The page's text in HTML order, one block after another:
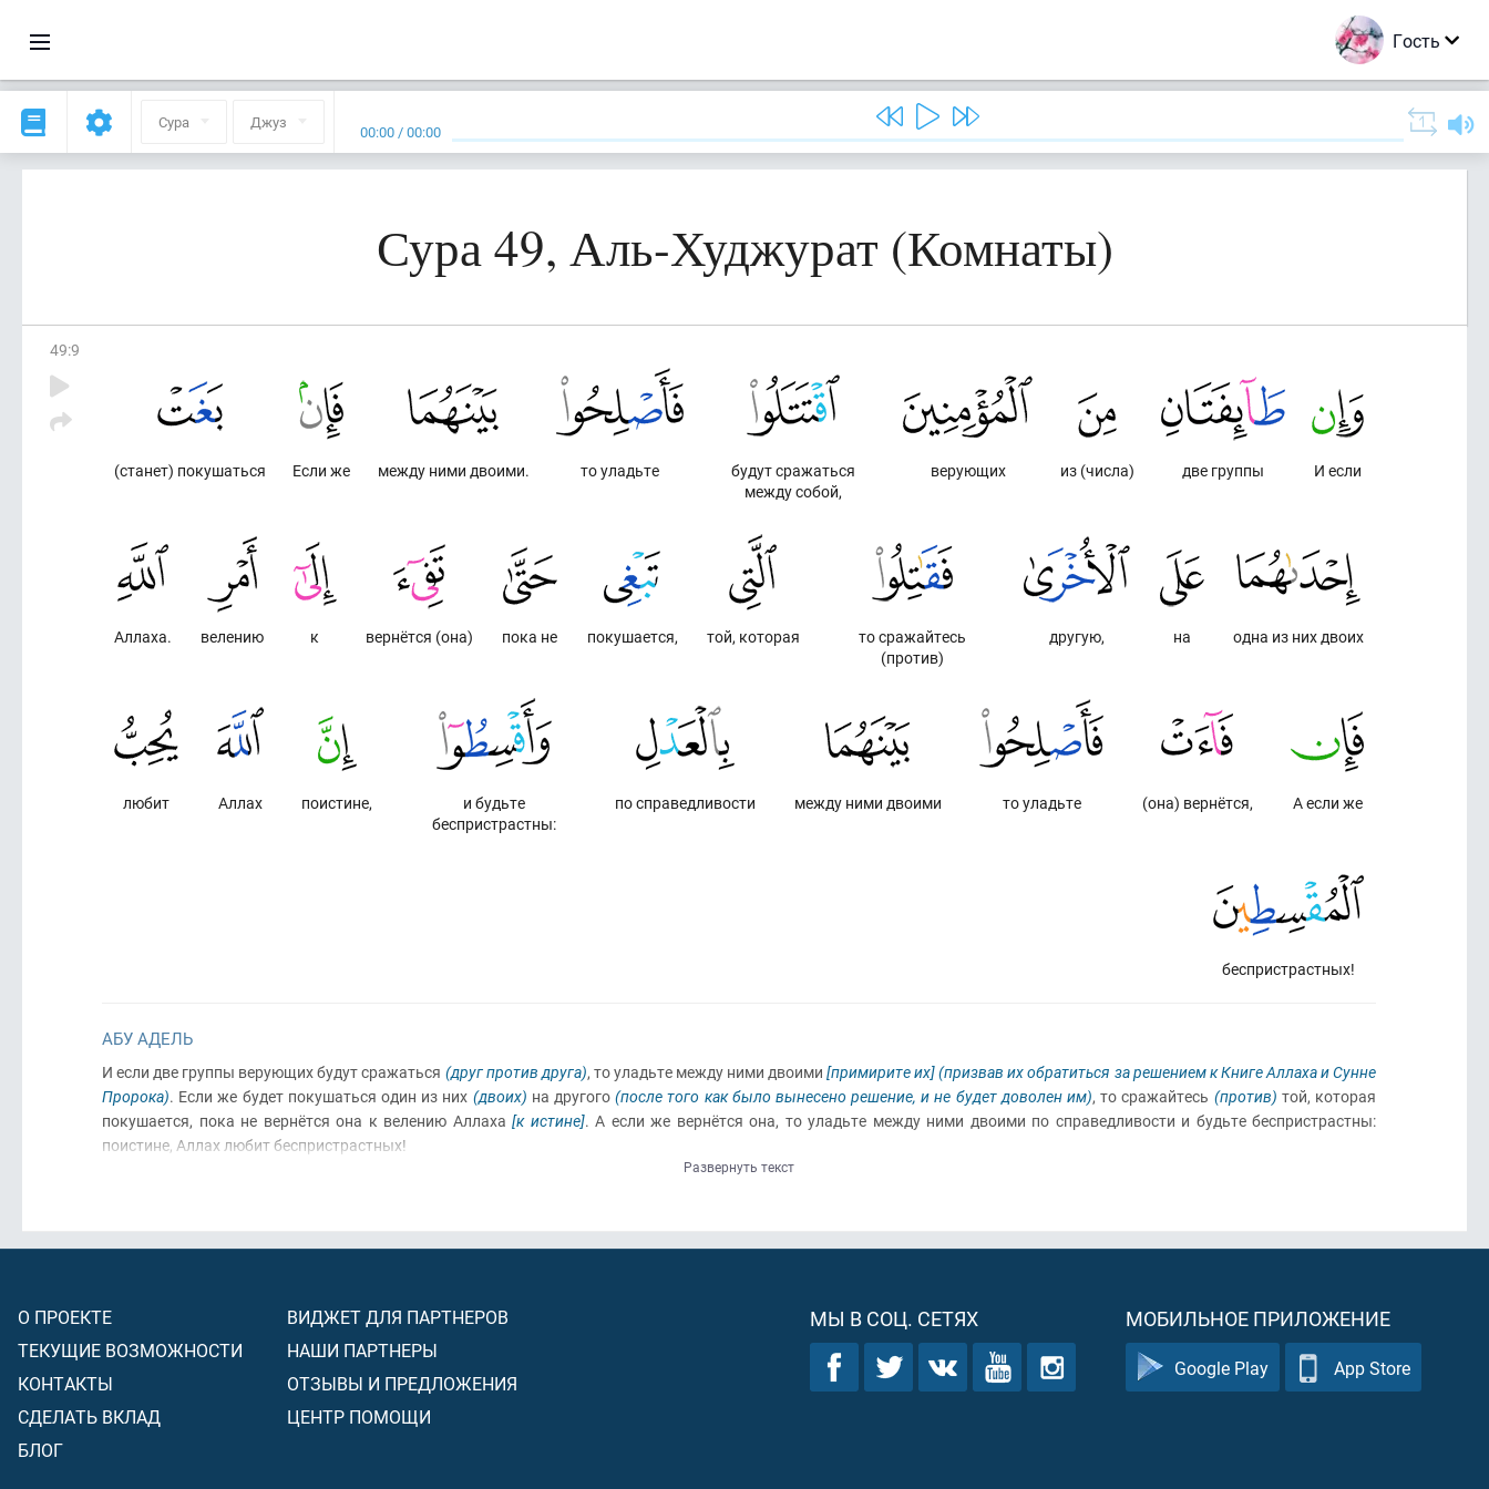
Гость
Сура Джуз 00:00 /00:00
Сура 49, Аль-Худжурат (Комнаты)
49:9
И если
две группы
из (числа)
верующих
будут сражаться
между собой,
то уладьте
между ними двоими.
Если же
(станет) покушаться
одна из них двоих
на
другую,
то сражайтесь
(против)
той, которая
покушается,
пока не
вернётся (она)
к
велению
Аллаха.
А если же
(она) вернётся,
то уладьте
между ними двоими
по справедливости
и будьте
беспристрастны:
поистине,
Аллах
любит
беспристрастных!
АБУ АДЕЛЬ
И если две группы верующих будут сражаться (друг против друга), то уладьте между ними двоими[примирите их](призвав их обратиться за решением к Книге Аллаха и Сунне
Пророка). Если же будет покушаться один из них (двоих) на другого(после того как было вынесено решение, и не будет доволен им), то сражайтесь (против) той, которая
покушается, пока не вернётся она к велению Аллаха [к истине]. А если же вернётся она, то уладьте между ними двоими по справедливости и будьте беспристрастны:
поистине, Аллах любит беспристрастных!
Развернуть текст
О ПРОЕКТЕ
ТЕКУЩИЕ ВОЗМОЖНОСТИ
КОНТАКТЫ
СДЕЛАТЬ ВКЛАД
БЛОГ
ВИДЖЕТ ДЛЯ ПАРТНЕРОВ
НАШИ ПАРТНЕРЫ
ОТЗЫВЫ И ПРЕДЛОЖЕНИЯ
ЦЕНТР ПОМОЩИ
МЫ В СОЦ. СЕТЯХ МОБИЛЬНОЕ ПРИЛОЖЕНИЕ
Google Play App Store